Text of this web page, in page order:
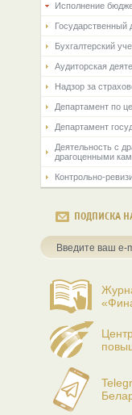
Исполнение
Государственный
Бухгалтерский
Аудиторская
Надзор за
Департамент по
Департамент
Деятельность с
драгоценными
Контрольно-
ПОДПИСКА